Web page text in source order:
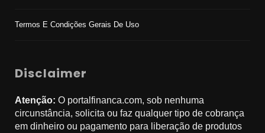
Termos E Condições Gerais De Uso
Disclaimer
Atenção: O portalfinanca.com, sob nenhuma
circunstância, solicita ou faz qualquer tipo de cobrança
em dinheiro ou pagamento para liberação de produtos